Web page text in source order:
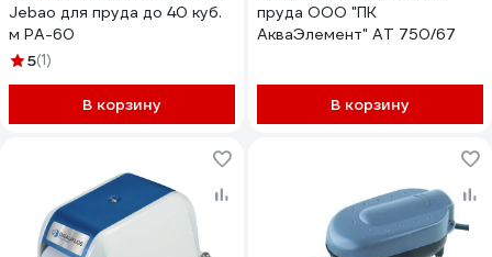
Jebao для пруда до 40 куб.
м PА-60
5(1)
В корзину
пруда ООО "ПК
АкваЭлемент" AT 750/67
В корзину